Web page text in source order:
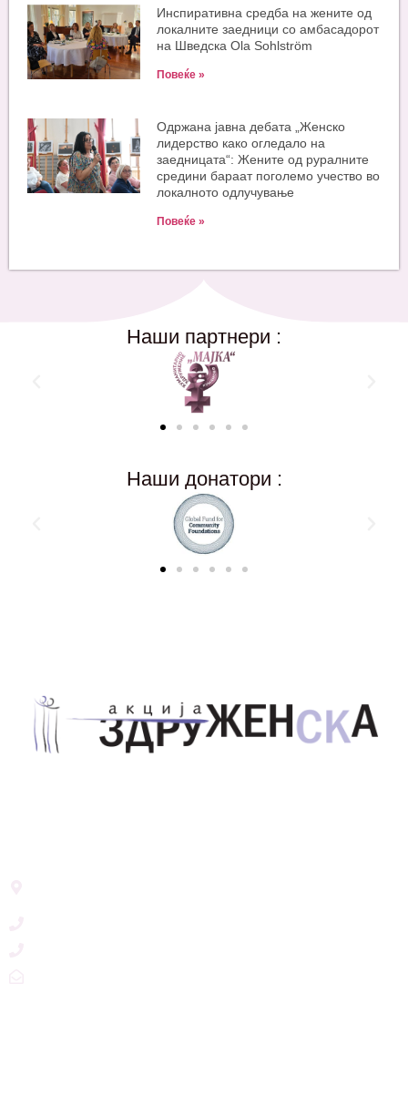
Инспиративна средба на жените од
локалните заедници со амбасадорот
на Шведска Ola Sohlström
Повеќе »
Одржана јавна дебата „Женско
лидерство како огледало на
заедницата“: Жените од руралните
средини бараат поголемо учество во
локалното одлучување
Повеќе »
Наши партнери :
Наши донатори :